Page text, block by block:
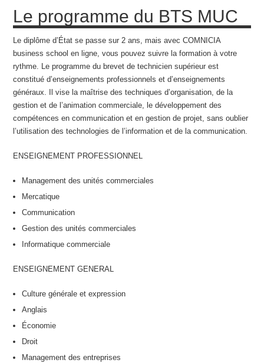
Le programme du BTS MUC
Le diplôme d’État se passe sur 2 ans, mais avec COMNICIA
business school en ligne, vous pouvez suivre la formation à votre
rythme. Le programme du brevet de technicien supérieur est
constitué d’enseignements professionnels et d’enseignements
généraux. Il vise la maîtrise des techniques d’organisation, de la
gestion et de l’animation commerciale, le développement des
compétences en communication et en gestion de projet, sans oublier
l’utilisation des technologies de l’information et de la communication.
ENSEIGNEMENT PROFESSIONNEL
Management des unités commerciales
Mercatique
Communication
Gestion des unités commerciales
Informatique commerciale
ENSEIGNEMENT GENERAL
Culture générale et expression
Anglais
Économie
Droit
Management des entreprises